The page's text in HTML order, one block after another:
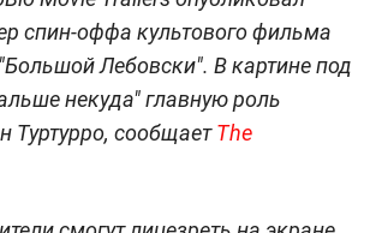
спин-оффа культового фильма
Лебовски". В картине под
некуда" главную роль
Туртурро, сообщаетThe